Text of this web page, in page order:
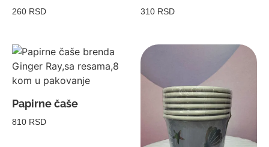
260 RSD 310 RSD
Papirne čaše
810 RSD